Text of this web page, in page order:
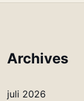
Archives
juli 2026